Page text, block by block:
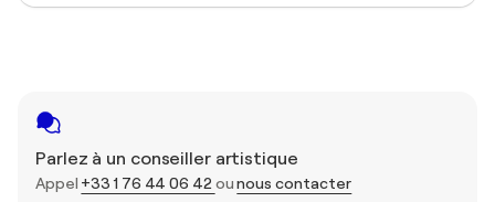
Parlez à un conseiller artistique
Appel +33 1 76 44 06 42ounous contacter